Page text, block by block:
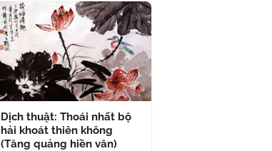
Dịch thuật: Thoái nhất bộ
hải khoát thiên không
(Tăng quảng hiền văn)